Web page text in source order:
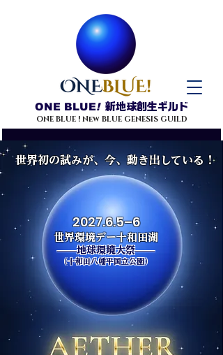
ONE BLUE!新地球創生ギルド
ONE BLUE ! New BLUE GENESIS GUILD
世界初の試みが、今、動き出している！
2027.6.5–6
世界環境デー十和田湖
——地球環境大祭——​
（十和田八幡平国立公園）